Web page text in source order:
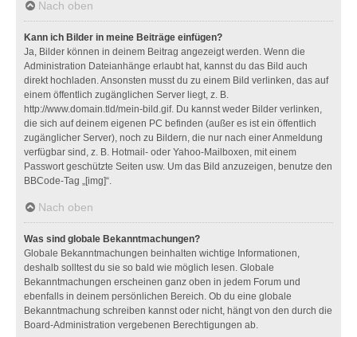
Nach oben
Kann ich Bilder in meine Beiträge einfügen?
Ja, Bilder können in deinem Beitrag angezeigt werden. Wenn die
Administration Dateianhänge erlaubt hat, kannst du das Bild auch
direkt hochladen. Ansonsten musst du zu einem Bild verlinken, das auf
einem öffentlich zugänglichen Server liegt, z. B.
http://www.domain.tld/mein-bild.gif. Du kannst weder Bilder verlinken,
die sich auf deinem eigenen PC befinden (außer es ist ein öffentlich
zugänglicher Server), noch zu Bildern, die nur nach einer Anmeldung
verfügbar sind, z. B. Hotmail- oder Yahoo-Mailboxen, mit einem
Passwort geschützte Seiten usw. Um das Bild anzuzeigen, benutze den
BBCode-Tag „[img]“.
Nach oben
Was sind globale Bekanntmachungen?
Globale Bekanntmachungen beinhalten wichtige Informationen,
deshalb solltest du sie so bald wie möglich lesen. Globale
Bekanntmachungen erscheinen ganz oben in jedem Forum und
ebenfalls in deinem persönlichen Bereich. Ob du eine globale
Bekanntmachung schreiben kannst oder nicht, hängt von den durch die
Board-Administration vergebenen Berechtigungen ab.